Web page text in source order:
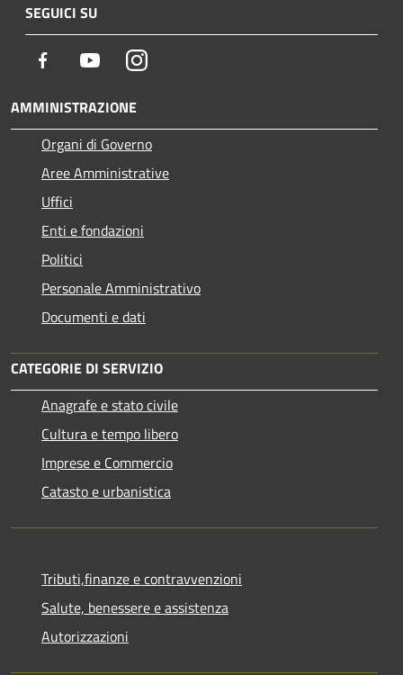
SEGUICI SU
Facebook YoutubeInstagram
AMMINISTRAZIONE
Organi di Governo
Aree Amministrative
Uffici
Enti e fondazioni
Politici
Personale Amministrativo
Documenti e dati
CATEGORIE DI SERVIZIO
Anagrafe e stato civile
Cultura e tempo libero
Imprese e Commercio
Catasto e urbanistica
Tributi,finanze e contravvenzioni
Salute, benessere e assistenza
Autorizzazioni